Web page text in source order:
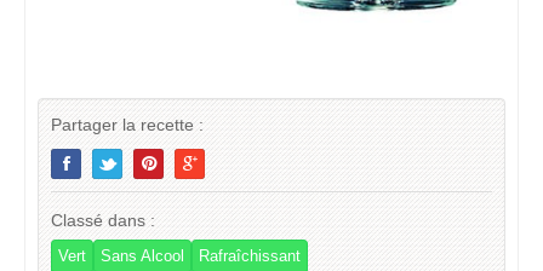
Partager la recette :
Classé dans :
Vert Sans Alcool Rafraîchissant